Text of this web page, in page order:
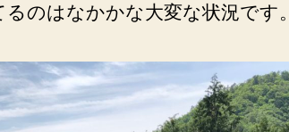
のはなかかな大変な状況です。